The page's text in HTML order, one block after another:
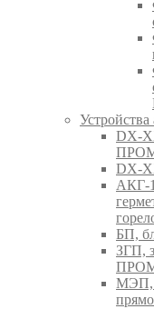
DX-
DX-
АКГ-
БП,
ЗГП,
МЭП,